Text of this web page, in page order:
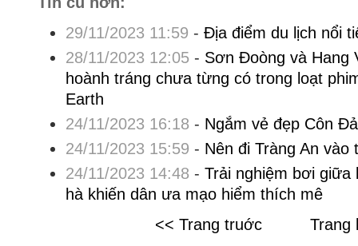
29/11/2023 11:59 - Địa điểm du lịch nổi
28/11/2023 12:05- Sơn Đoòng và Hang
hoành tráng chưa từng có trong loạt
Earth
24/11/2023 16:18 - Ngắm vẻ đẹp Côn
24/11/2023 15:59 - Nên đi Tràng An vào
24/11/2023 14:48 - Trải nghiệm bơi
hà khiến dân ưa mạo hiểm thích mê
<< Trang truớc
Trang